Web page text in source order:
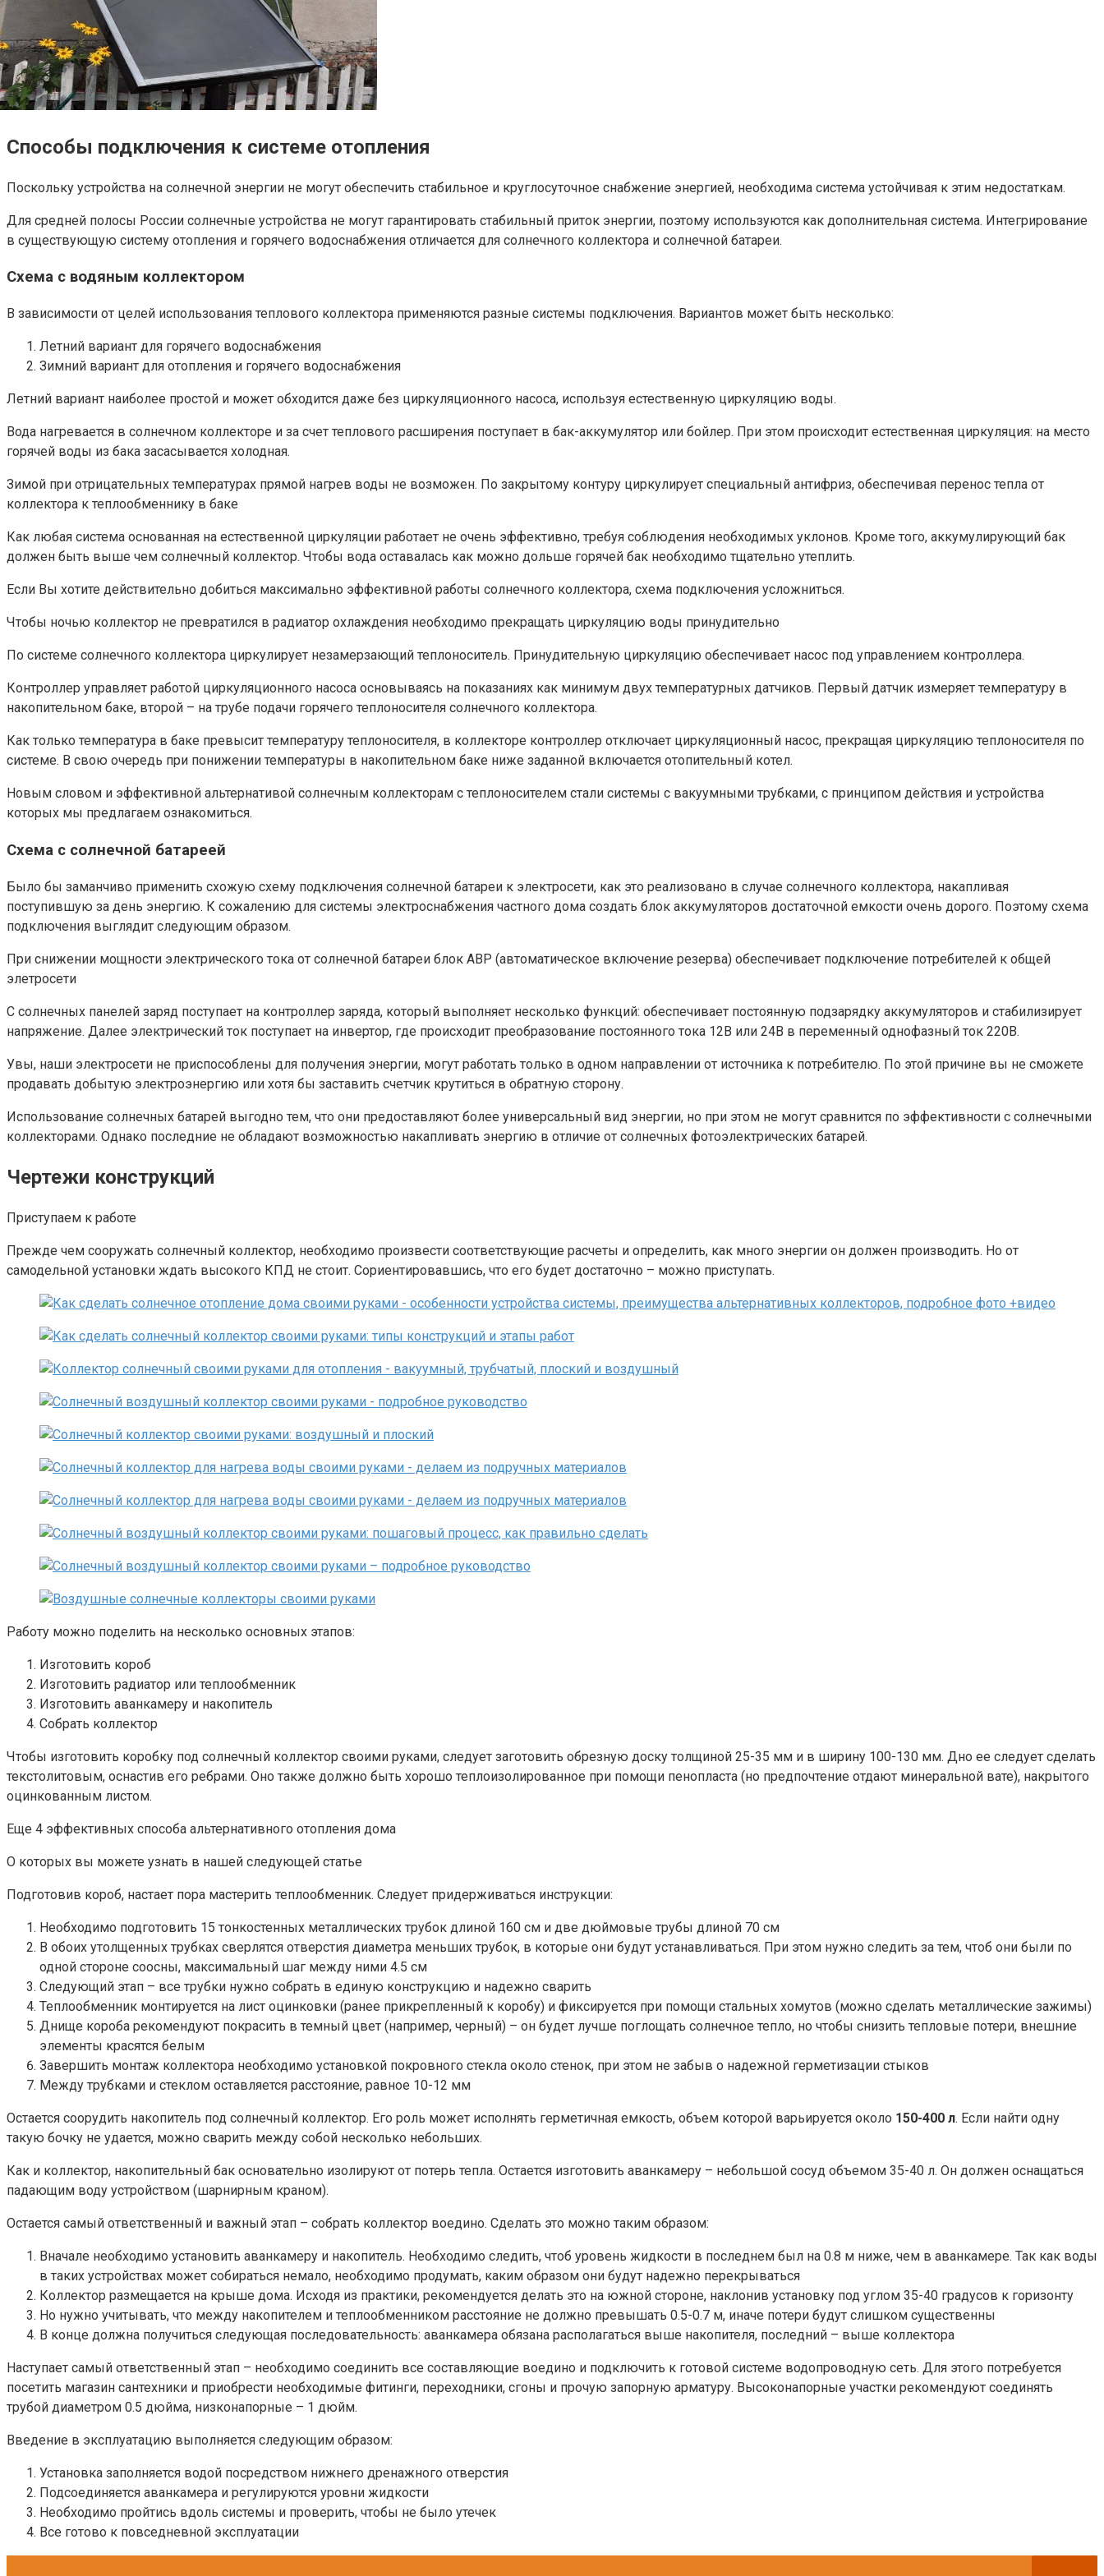
Способы подключения к системе отопления
Поскольку устройства на солнечной энергии не могут обеспечить стабильное и круглосуточное снабжение энергией, необходима система устойчивая к этим недостаткам.
Для средней полосы России солнечные устройства не могут гарантировать стабильный приток энергии, поэтому используются как дополнительная система. Интегрирование
в существующую систему отопления и горячего водоснабжения отличается для солнечного коллектора и солнечной батареи.
Схема с водяным коллектором
В зависимости от целей использования теплового коллектора применяются разные системы подключения. Вариантов может быть несколько:
Летний вариант для горячего водоснабжения
Зимний вариант для отопления и горячего водоснабжения
Летний вариант наиболее простой и может обходится даже без циркуляционного насоса, используя естественную циркуляцию воды.
Вода нагревается в солнечном коллекторе и за счет теплового расширения поступает в бак-аккумулятор или бойлер. При этом происходит естественная циркуляция: на место
горячей воды из бака засасывается холодная.
Зимой при отрицательных температурах прямой нагрев воды не возможен. По закрытому контуру циркулирует специальный антифриз, обеспечивая перенос тепла от
коллектора к теплообменнику в баке
Как любая система основанная на естественной циркуляции работает не очень эффективно, требуя соблюдения необходимых уклонов. Кроме того, аккумулирующий бак
должен быть выше чем солнечный коллектор. Чтобы вода оставалась как можно дольше горячей бак необходимо тщательно утеплить.
Если Вы хотите действительно добиться максимально эффективной работы солнечного коллектора, схема подключения усложниться.
Чтобы ночью коллектор не превратился в радиатор охлаждения необходимо прекращать циркуляцию воды принудительно
По системе солнечного коллектора циркулирует незамерзающий теплоноситель. Принудительную циркуляцию обеспечивает насос под управлением контроллера.
Контроллер управляет работой циркуляционного насоса основываясь на показаниях как минимум двух температурных датчиков. Первый датчик измеряет температуру в
накопительном баке, второй – на трубе подачи горячего теплоносителя солнечного коллектора.
Как только температура в баке превысит температуру теплоносителя, в коллекторе контроллер отключает циркуляционный насос, прекращая циркуляцию теплоносителя по
системе. В свою очередь при понижении температуры в накопительном баке ниже заданной включается отопительный котел.
Новым словом и эффективной альтернативой солнечным коллекторам с теплоносителем стали системы с вакуумными трубками, с принципом действия и устройства
которых мы предлагаем ознакомиться.
Схема с солнечной батареей
Было бы заманчиво применить схожую схему подключения солнечной батареи к электросети, как это реализовано в случае солнечного коллектора, накапливая
поступившую за день энергию. К сожалению для системы электроснабжения частного дома создать блок аккумуляторов достаточной емкости очень дорого. Поэтому схема
подключения выглядит следующим образом.
При снижении мощности электрического тока от солнечной батареи блок АВР (автоматическое включение резерва) обеспечивает подключение потребителей к общей
элетросети
С солнечных панелей заряд поступает на контроллер заряда, который выполняет несколько функций: обеспечивает постоянную подзарядку аккумуляторов и стабилизирует
напряжение. Далее электрический ток поступает на инвертор, где происходит преобразование постоянного тока 12В или 24В в переменный однофазный ток 220В.
Увы, наши электросети не приспособлены для получения энергии, могут работать только в одном направлении от источника к потребителю. По этой причине вы не сможете
продавать добытую электроэнергию или хотя бы заставить счетчик крутиться в обратную сторону.
Использование солнечных батарей выгодно тем, что они предоставляют более универсальный вид энергии, но при этом не могут сравнится по эффективности с солнечными
коллекторами. Однако последние не обладают возможностью накапливать энергию в отличие от солнечных фотоэлектрических батарей.
Чертежи конструкций
Приступаем к работе
Прежде чем сооружать солнечный коллектор, необходимо произвести соответствующие расчеты и определить, как много энергии он должен производить. Но от
самодельной установки ждать высокого КПД не стоит. Сориентировавшись, что его будет достаточно – можно приступать.
Работу можно поделить на несколько основных этапов:
Изготовить короб
Изготовить радиатор или теплообменник
Изготовить аванкамеру и накопитель
Собрать коллектор
Чтобы изготовить коробку под солнечный коллектор своими руками, следует заготовить обрезную доску толщиной 25-35 мм и в ширину 100-130 мм. Дно ее следует сделать
текстолитовым, оснастив его ребрами. Оно также должно быть хорошо теплоизолированное при помощи пенопласта (но предпочтение отдают минеральной вате), накрытого
оцинкованным листом.
Еще 4 эффективных способа альтернативного отопления дома
О которых вы можете узнать в нашей следующей статье
Подготовив короб, настает пора мастерить теплообменник. Следует придерживаться инструкции:
Необходимо подготовить 15 тонкостенных металлических трубок длиной 160 см и две дюймовые трубы длиной 70 см
В обоих утолщенных трубках сверлятся отверстия диаметра меньших трубок, в которые они будут устанавливаться. При этом нужно следить за тем, чтоб они были по
одной стороне соосны, максимальный шаг между ними 4.5 см
Следующий этап – все трубки нужно собрать в единую конструкцию и надежно сварить
Теплообменник монтируется на лист оцинковки (ранее прикрепленный к коробу) и фиксируется при помощи стальных хомутов (можно сделать металлические зажимы)
Днище короба рекомендуют покрасить в темный цвет (например, черный) – он будет лучше поглощать солнечное тепло, но чтобы снизить тепловые потери, внешние
элементы красятся белым
Завершить монтаж коллектора необходимо установкой покровного стекла около стенок, при этом не забыв о надежной герметизации стыков
Между трубками и стеклом оставляется расстояние, равное 10-12 мм
Остается соорудить накопитель под солнечный коллектор. Его роль может исполнять герметичная емкость, объем которой варьируется около 150-400 л. Если найти одну
такую бочку не удается, можно сварить между собой несколько небольших.
Как и коллектор, накопительный бак основательно изолируют от потерь тепла. Остается изготовить аванкамеру – небольшой сосуд объемом 35-40 л. Он должен оснащаться
падающим воду устройством (шарнирным краном).
Остается самый ответственный и важный этап – собрать коллектор воедино. Сделать это можно таким образом:
Вначале необходимо установить аванкамеру и накопитель. Необходимо следить, чтоб уровень жидкости в последнем был на 0.8 м ниже, чем в аванкамере. Так как воды
в таких устройствах может собираться немало, необходимо продумать, каким образом они будут надежно перекрываться
Коллектор размещается на крыше дома. Исходя из практики, рекомендуется делать это на южной стороне, наклонив установку под углом 35-40 градусов к горизонту
Но нужно учитывать, что между накопителем и теплообменником расстояние не должно превышать 0.5-0.7 м, иначе потери будут слишком существенны
В конце должна получиться следующая последовательность: аванкамера обязана располагаться выше накопителя, последний – выше коллектора
Наступает самый ответственный этап – необходимо соединить все составляющие воедино и подключить к готовой системе водопроводную сеть. Для этого потребуется
посетить магазин сантехники и приобрести необходимые фитинги, переходники, сгоны и прочую запорную арматуру. Высоконапорные участки рекомендуют соединять
трубой диаметром 0.5 дюйма, низконапорные – 1 дюйм.
Введение в эксплуатацию выполняется следующим образом:
Установка заполняется водой посредством нижнего дренажного отверстия
Подсоединяется аванкамера и регулируются уровни жидкости
Необходимо пройтись вдоль системы и проверить, чтобы не было утечек
Все готово к повседневной эксплуатации